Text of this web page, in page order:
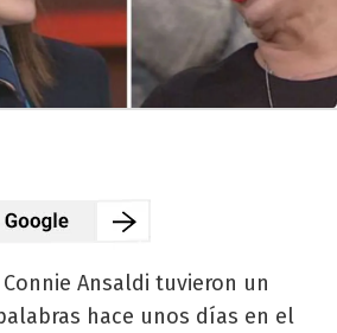
Ansaldi tuvieron un
hace unos días en el